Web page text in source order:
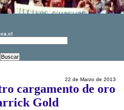
22 de Marzo de 2013
cargamento de oro
Gold